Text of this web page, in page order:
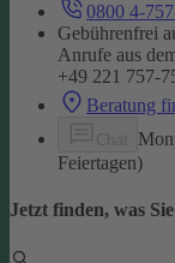
0800 4-
Gebührenfrei
Anrufe aus
+49 221 757-
Beratung
Feiertagen)
Jetzt finden, was